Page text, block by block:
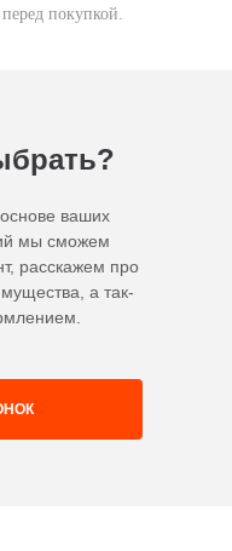
покупкой.
ваших
мы сможем
расскажем про
а так-